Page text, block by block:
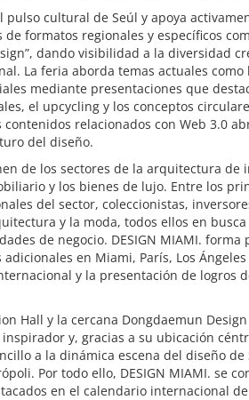
pulso cultural de Seúl y apoya
de formatos regionales y específicos
dando visibilidad a la diversidad
La feria aborda temas actuales
mediante presentaciones que
el upcycling y los conceptos
relacionados con Web 3.0
del diseño.
de los sectores de la arquitectura de
y los bienes de lujo. Entre los
del sector, coleccionistas,
y la moda, todos ellos en
de negocio. DESIGN MIAMI. forma
en Miami, París, Los Ángeles
y la presentación de logros
Hall y la cercana Dongdaemun
y, gracias a su ubicación
a la dinámica escena del diseño de
Por todo ello, DESIGN MIAMI. se
en el calendario internacional